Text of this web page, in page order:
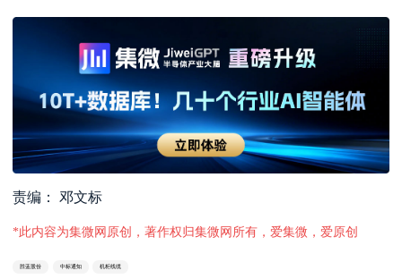
责编： 邓文标
*此内容为集微网原创，著作权归集微网所有，爱集微，爱原创
胜蓝股份 中标通知 机柜线缆